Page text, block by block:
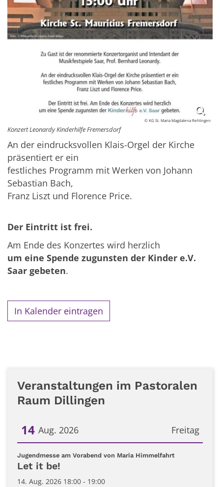
© KG St. Maria Magdalena Rehlingen
Konzert Leonardy Kinderhilfe Fremersdorf
An der eindrucksvollen Klais-Orgel der Kirche
präsentiert er ein
festliches Programm mit Werken von Johann
Sebastian Bach,
Franz Liszt und Florence Price.
Der Eintritt ist frei.
Am Ende des Konzertes wird herzlich
um eine Spende zugunsten der Kinder e.V.
Saar gebeten.
In Kalender eintragen
Veranstaltungen im Pastoralen
Raum Dillingen
Freitag
14 Aug. 2026
Datum: 14. August 2026
Jugendmesse am Vorabend von Maria Himmelfahrt:
Let it be!
14. Aug. 2026 18:00 - 19:00